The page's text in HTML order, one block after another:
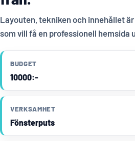
Layouten, tekniken och innehållet
som vill få en professionell hemsida
BUDGET
10000:-
VERKSAMHET
Fönsterputs